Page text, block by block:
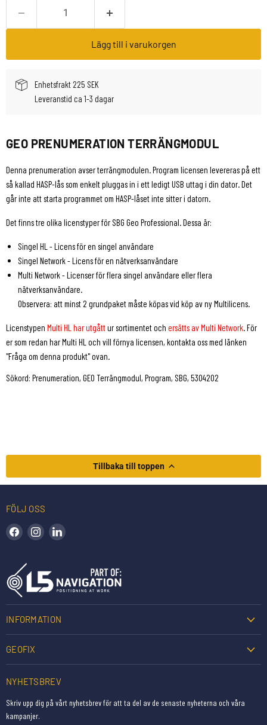
Lägg till i varukorgen
Enhetsfrakt 225 SEK
Leveranstid ca 1-3 dagar
GEO PRENUMERATION TERRÄNGMODUL
Denna prenumeration avser terrängmodulen. Program licensen levereras på ett
så kallad HASP-lås som enkelt pluggas in i ett ledigt USB uttag i din dator. Det
går inte att starta programmet om HASP-låset inte sitter i datorn.
Det finns tre olika licenstyper för SBG Geo Professional. Dessa är:
Singel HL - Licens för en singel användare
Singel Network - Licens för en nätverksanvändare
Multi Network - Licenser för flera singel användare eller flera
nätverksanvändare.
Observera: att minst 2 grundpaket måste köpas vid köp av ny Multilicens.
Licenstypen Multi HL har utgåttur sortimentet och ersätts av Multi Network. För
er som redan har Multi HL och vill förnya licensen, kontakta oss med länken
"Fråga om denna produkt" ovan.
Sökord: Prenumeration, GEO Terrängmodul, Program, SBG, 5304202
Tillbaka till toppen
FÖLJ OSS
Hitta oss på Facebook
Hitta oss på Instagram
INFORMATION
GEOFIX
NYHETSBREV
Skriv upp dig på vårt nyhetsbrev för att ta del av de senaste nyheterna och våra
kampanjer.